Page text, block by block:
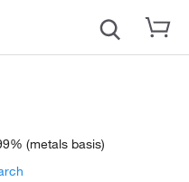
(metals basis)